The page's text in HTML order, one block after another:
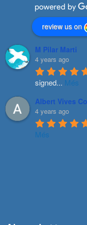
review us on
M Pilar Marti
4 years ago
signed... Més
Albert Vives
4 years ago
Més